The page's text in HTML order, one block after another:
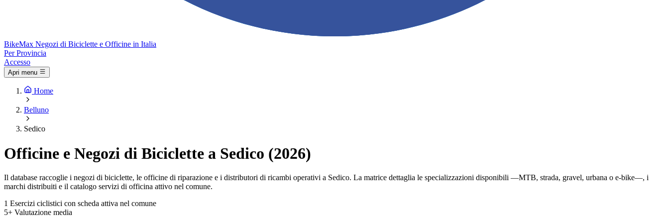
BikeMax Negozi di Biciclette e Officine in Italia
Per Provincia
Accesso
Apri menu
Home
Belluno
Sedico
Officine e Negozi di Biciclette a Sedico (2026)
Il database raccoglie i negozi di biciclette, le officine di riparazione e i distributori di ricambi operativi a Sedico. La matrice dettaglia le specializzazioni disponibili —MTB, strada, gravel, urbana o e-bike—, i
marchi distribuiti e il catalogo servizi di officina attivo nel comune.
1 Esercizi ciclistici con scheda attiva nel comune
5+ Valutazione media